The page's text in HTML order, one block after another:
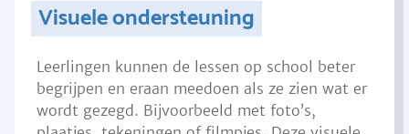
Visuele ondersteuning
Leerlingen kunnen de lessen op school beter
begrijpen en eraan meedoen als ze zien wat er
wordt gezegd. Bijvoorbeeld met foto’s,